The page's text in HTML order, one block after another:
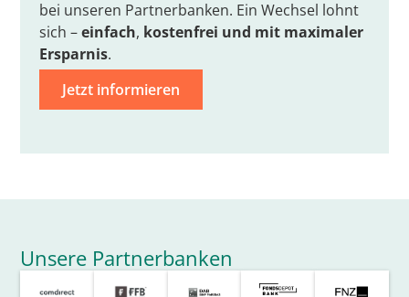
bei unseren Partnerbanken. Ein Wechsel lohnt
sich –einfach, kostenfrei und mit maximaler
Ersparnis.
Jetzt informieren
Unsere Partnerbanken